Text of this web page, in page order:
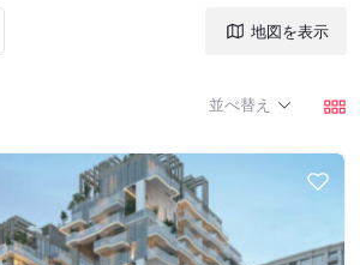
地図を表示
並べ替え